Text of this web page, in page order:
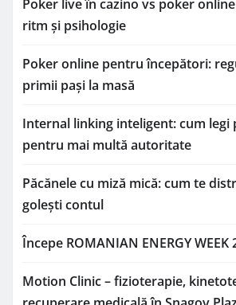
Poker live în cazino vs poker
ritm și psihologie
Poker online pentru începători:
primii pași la masă
Internal linking inteligent: cum legi
pentru mai multă autoritate
Păcănele cu miză mică: cum te
golești contul
Începe ROMANIAN ENERGY WEEK
Motion Clinic – fizioterapie,